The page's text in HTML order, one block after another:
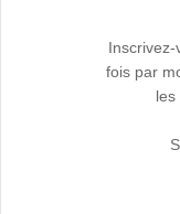
fois par
les